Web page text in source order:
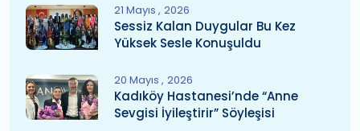
21 Mayıs 2026
Sessiz Kalan Duygular Bu Kez
Yüksek Sesle Konuşuldu
20 Mayıs 2026
Kadıköy Hastanesi’nde “Anne
Sevgisi İyileştirir” Söyleşisi